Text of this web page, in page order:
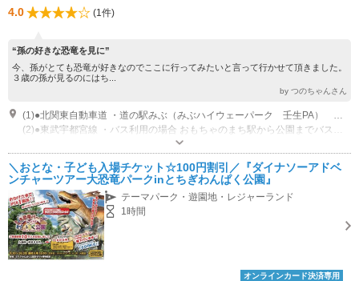
4.0 (1件)
“孫の好きな恐竜を見に”
今、孫がとても恐竜が好きなのでここに行ってみたいと言って行かせて頂きました。
３歳の孫が見るのにはち...
by つのちゃんさん
営業時間：9：30～16：30（最終受付16：00） 休園日：毎週月曜日
＼おとな・子ども入場チケット☆100円割引／『ダイナソーアドベ
ンチャーツアー大恐竜パークinとちぎわんぱく公園』
テーマパーク・遊園地・レジャーランド
1時間
オンラインカード決済専用